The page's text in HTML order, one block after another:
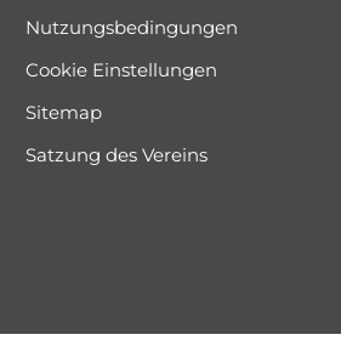
Nutzungsbedingungen
Cookie Einstellungen
Sitemap
Satzung des Vereins